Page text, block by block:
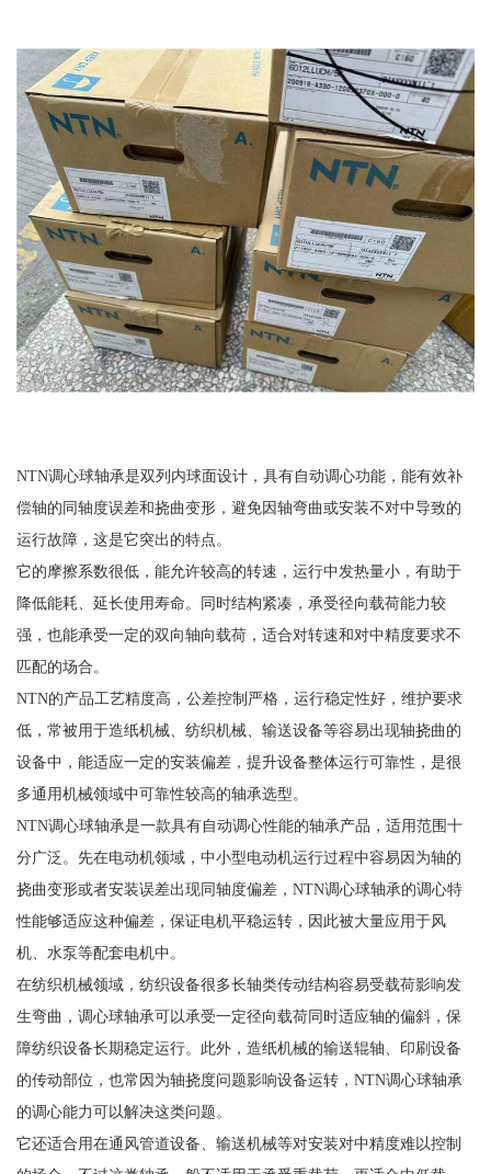
NTN调心球轴承是双列内球面设计，具有自动调心功能，能有效补
偿轴的同轴度误差和挠曲变形，避免因轴弯曲或安装不对中导致的
运行故障，这是它突出的特点。
它的摩擦系数很低，能允许较高的转速，运行中发热量小，有助于
降低能耗、延长使用寿命。同时结构紧凑，承受径向载荷能力较
强，也能承受一定的双向轴向载荷，适合对转速和对中精度要求不
匹配的场合。
NTN的产品工艺精度高，公差控制严格，运行稳定性好，维护要求
低，常被用于造纸机械、纺织机械、输送设备等容易出现轴挠曲的
设备中，能适应一定的安装偏差，提升设备整体运行可靠性，是很
多通用机械领域中可靠性较高的轴承选型。
NTN调心球轴承是一款具有自动调心性能的轴承产品，适用范围十
分广泛。先在电动机领域，中小型电动机运行过程中容易因为轴的
挠曲变形或者安装误差出现同轴度偏差，NTN调心球轴承的调心特
性能够适应这种偏差，保证电机平稳运转，因此被大量应用于风
机、水泵等配套电机中。
在纺织机械领域，纺织设备很多长轴类传动结构容易受载荷影响发
生弯曲，调心球轴承可以承受一定径向载荷同时适应轴的偏斜，保
障纺织设备长期稳定运行。此外，造纸机械的输送辊轴、印刷设备
的传动部位，也常因为轴挠度问题影响设备运转，NTN调心球轴承
的调心能力可以解决这类问题。
它还适合用在通风管道设备、输送机械等对安装对中精度难以控制